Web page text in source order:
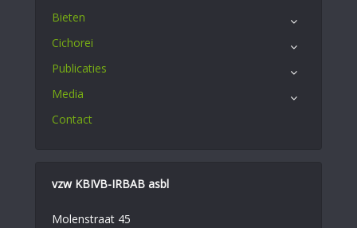
Bieten
Cichorei
Publicaties
Media
Contact
vzw KBIVB-IRBAB asbl
Molenstraat 45